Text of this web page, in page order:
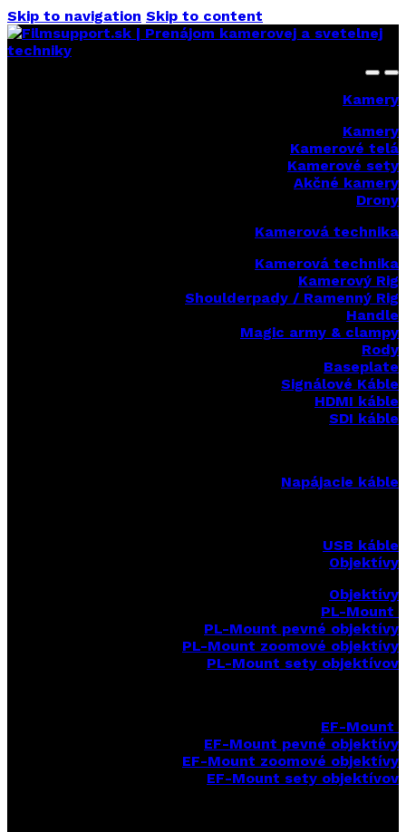
Skip to navigation Skip to content
Kamery
Kamery
Kamerové telá
Kamerové sety
Akčné kamery
Drony
Kamerová technika
Kamerová technika
Kamerový Rig
Shoulderpady / Ramenný Rig
Handle
Magic army & clampy
Rody
Baseplate
Signálové Káble
HDMI káble
SDI káble
Napájacie káble
USB káble
Objektívy
Objektívy
PL-Mount
PL-Mount pevné objektívy
PL-Mount zoomové objektívy
PL-Mount sety objektívov
EF-Mount
EF-Mount pevné objektívy
EF-Mount zoomové objektívy
EF-Mount sety objektívov